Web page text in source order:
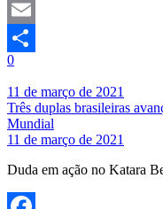
Mastodon
Email
Share
0
11 de março de 2021
Três duplas brasileiras
Mundial
11 de março de 2021
Duda em ação no Katara